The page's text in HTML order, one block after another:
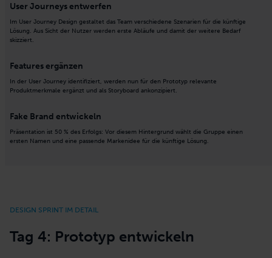
User Journeys entwerfen
Im User Journey Design gestaltet das Team verschiedene Szenarien für die künftige
Lösung. Aus Sicht der Nutzer werden erste Abläufe und damit der weitere Bedarf
skizziert.
Features ergänzen
In der User Journey identifiziert, werden nun für den Prototyp relevante
Produktmerkmale ergänzt und als Storyboard ankonzipiert.
Fake Brand entwickeln
Präsentation ist 50 % des Erfolgs: Vor diesem Hintergrund wählt die Gruppe einen
ersten Namen und eine passende Markenidee für die künftige Lösung.
DESIGN SPRINT IM DETAIL
Tag 4: Prototyp entwickeln